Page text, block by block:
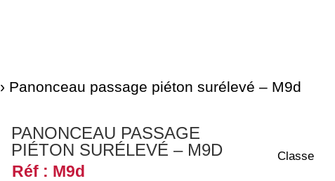
› Panonceau passage piéton surélevé – M9d
PANONCEAU PASSAGE
PIÉTON SURÉLEVÉ – M9D
Réf : M9d
Classe